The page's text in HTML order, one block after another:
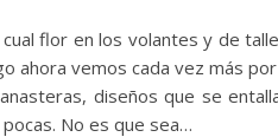
flor en los volantes y de
ahora vemos cada vez más
diseños que se
No es que sea…